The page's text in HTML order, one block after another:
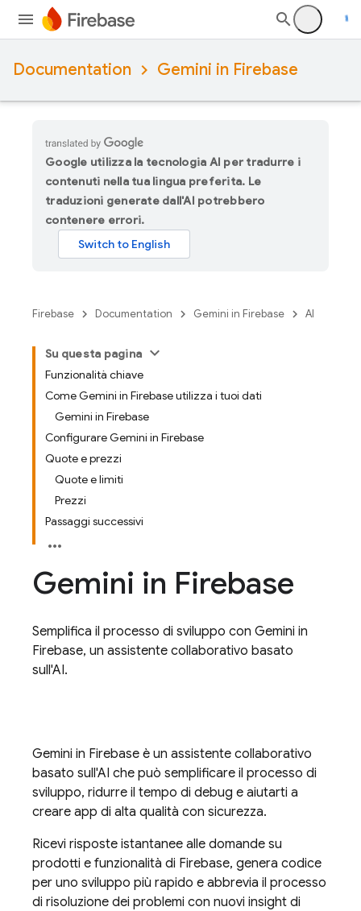
Documentation Gemini in Firebase
Google utilizza la tecnologia AI per tradurre i
contenuti nella tua lingua preferita. Le
traduzioni generate dall'AI potrebbero
contenere errori.
Firebase Documentation Gemini in Firebase AI
Su questa pagina
Funzionalità chiave
Come Gemini in Firebase utilizza i tuoi dati
Gemini in Firebase
Configurare Gemini in Firebase
Quote e prezzi
Quote e limiti
Prezzi
Passaggi successivi
Gemini in Firebase
Semplifica il processo di sviluppo con Gemini in
Firebase, un assistente collaborativo basato
sull'AI.
Gemini in Firebase è un assistente collaborativo
basato sull'AI che può semplificare il processo di
sviluppo, ridurre il tempo di debug e aiutarti a
creare app di alta qualità con sicurezza.
Ricevi risposte istantanee alle domande su
prodotti e funzionalità di Firebase, genera codice
per uno sviluppo più rapido e abbrevia il processo
di risoluzione dei problemi con nuovi insight di